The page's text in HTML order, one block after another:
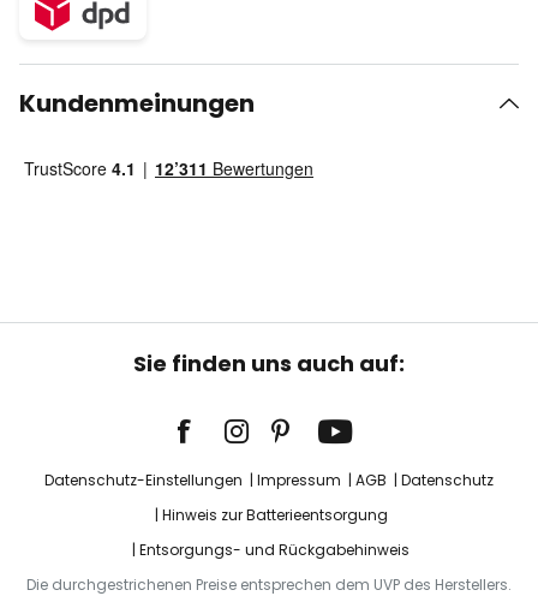
Kundenmeinungen
Sie finden uns auch auf:
Datenschutz-Einstellungen Impressum AGB
Datenschutz
Hinweis zur Batterieentsorgung
Entsorgungs- und Rückgabehinweis
Die durchgestrichenen Preise entsprechen dem UVP des Herstellers.